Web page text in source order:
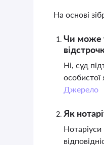
На основі
Чи може
Ні, суд
Джерело
Як